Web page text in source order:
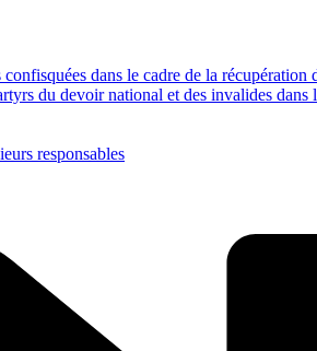
dans le cadre de la récupération
du devoir national et des invalides dans
responsables